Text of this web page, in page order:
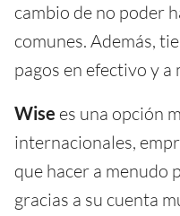
cambio de no poder
comunes. Además,
pagos en efectivo y
Wise es una opción
internacionales,
que hacer a menudo
gracias a su cuenta